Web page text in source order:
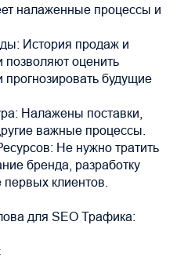
налаженные процессы и
История продаж и
позволяют оценить
прогнозировать будущие
Налажены поставки,
важные процессы.
Не нужно тратить
бренда, разработку
клиентов.
для SEO Трафика: